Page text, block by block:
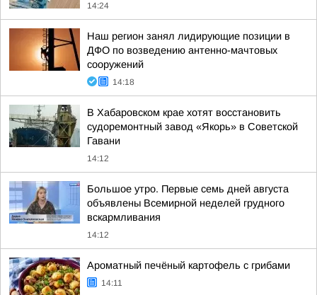
14:24
Наш регион занял лидирующие позиции в
ДФО по возведению антенно-мачтовых
сооружений
14:18
В Хабаровском крае хотят восстановить
судоремонтный завод «Якорь» в Советской
Гавани
14:12
Большое утро. Первые семь дней августа
объявлены Всемирной неделей грудного
вскармливания
14:12
Ароматный печёный картофель с грибами
14:11